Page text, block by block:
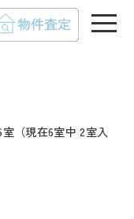
（現在6室中 2室入